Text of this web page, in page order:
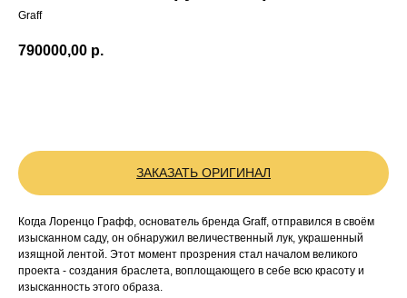
Graff
790000,00 р.
ЗАКАЗАТЬ ОРИГИНАЛ
Когда Лоренцо Графф, основатель бренда Graff, отправился в своём
изысканном саду, он обнаружил величественный лук, украшенный
изящной лентой. Этот момент прозрения стал началом великого
проекта - создания браслета, воплощающего в себе всю красоту и
изысканность этого образа.